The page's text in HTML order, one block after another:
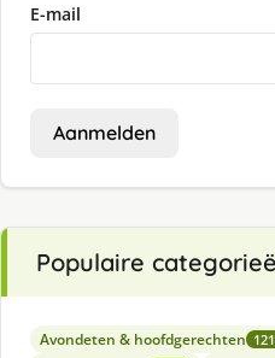
E-mail
Aanmelden
Populaire
Avondeten & hoofdgerechten